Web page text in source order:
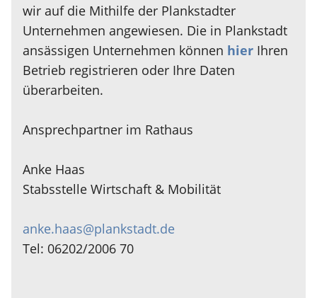
wir auf die Mithilfe der Plankstadter
Unternehmen angewiesen. Die in Plankstadt
ansässigen Unternehmen können hier Ihren
Betrieb registrieren oder Ihre Daten
überarbeiten.
Ansprechpartner im Rathaus
Anke Haas
Stabsstelle Wirtschaft & Mobilität
anke.haas@plankstadt.de
Tel: 06202/2006 70